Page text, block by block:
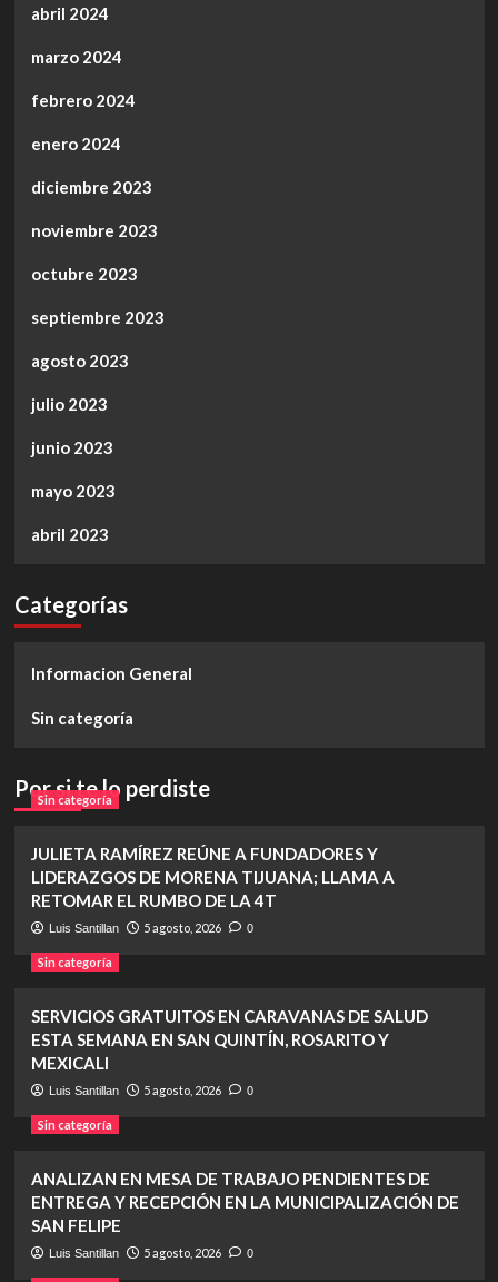
abril 2024
marzo 2024
febrero 2024
enero 2024
diciembre 2023
noviembre 2023
octubre 2023
septiembre 2023
agosto 2023
julio 2023
junio 2023
mayo 2023
abril 2023
Categorías
Informacion General
Sin categoría
Por si te lo perdiste
Sin categoría
JULIETA RAMÍREZ REÚNE A FUNDADORES Y
LIDERAZGOS DE MORENA TIJUANA; LLAMA A
RETOMAR EL RUMBO DE LA 4T
Luis Santillan 5 agosto, 2026 0
Sin categoría
SERVICIOS GRATUITOS EN CARAVANAS DE SALUD
ESTA SEMANA EN SAN QUINTÍN, ROSARITO Y
MEXICALI
Luis Santillan 5 agosto, 2026 0
Sin categoría
ANALIZAN EN MESA DE TRABAJO PENDIENTES DE
ENTREGA Y RECEPCIÓN EN LA MUNICIPALIZACIÓN DE
SAN FELIPE
Luis Santillan 5 agosto, 2026 0